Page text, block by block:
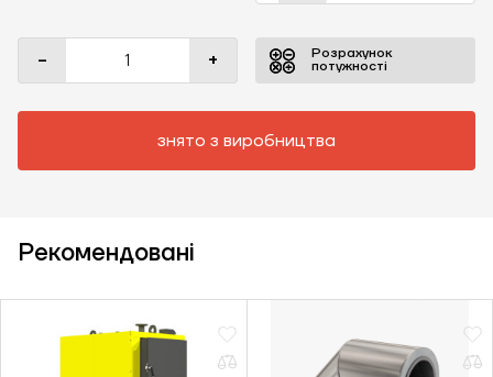
- +
Розрахунок
потужності
знято з виробництва
Рекомендовані